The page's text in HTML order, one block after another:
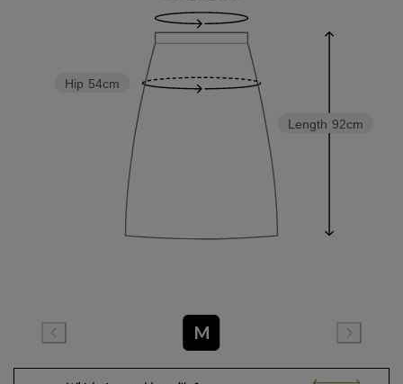
Length 92cm
Hip 54cm
M